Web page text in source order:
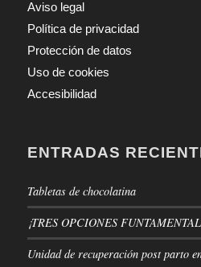
Aviso legal
Política de privacidad
Protección de datos
Uso de cookies
Accesibilidad
ENTRADAS
Tabletas de chocolatina
¡TRES OPCIONES
Unidad de recuperación post parto